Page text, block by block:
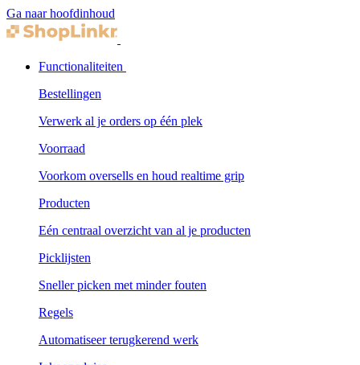
Ga naar hoofdinhoud
Functionaliteiten
Bestellingen
Verwerk al je orders op één plek
Voorraad
Voorkom oversells en houd realtime grip
Producten
Eén centraal overzicht van al je producten
Picklijsten
Sneller picken met minder fouten
Regels
Automatiseer terugkerend werk